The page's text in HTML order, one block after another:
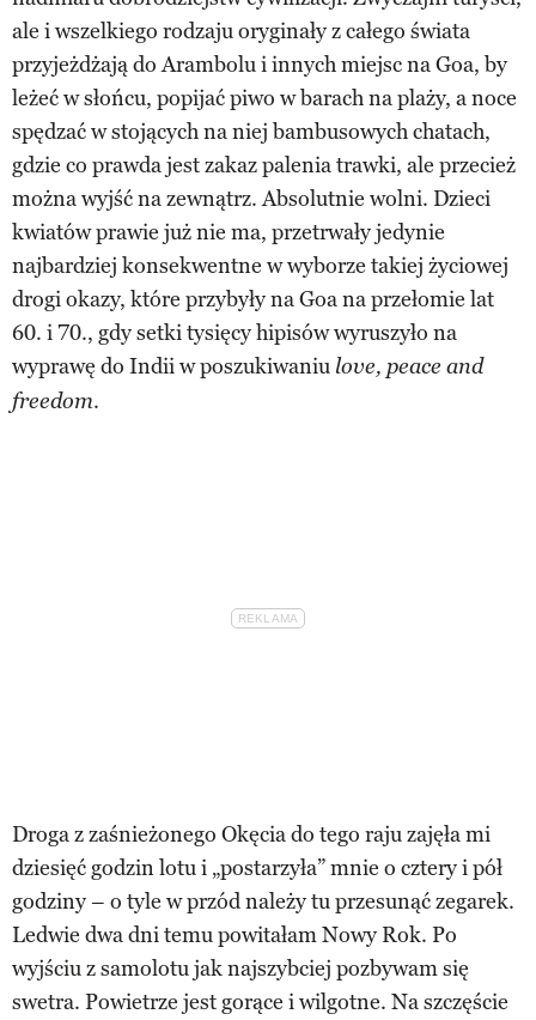
ale i wszelkiego rodzaju oryginały z całego świata
przyjeżdżają do Arambolu i innych miejsc na Goa, by
leżeć w słońcu, popijać piwo w barach na plaży, a noce
spędzać w stojących na niej bambusowych chatach,
gdzie co prawda jest zakaz palenia trawki, ale przecież
można wyjść na zewnątrz. Absolutnie wolni. Dzieci
kwiatów prawie już nie ma, przetrwały jedynie
najbardziej konsekwentne w wyborze takiej życiowej
drogi okazy, które przybyły na Goa na przełomie lat
60. i 70., gdy setki tysięcy hipisów wyruszyło na
wyprawę do Indii w poszukiwaniu love, peace and
freedom.
Droga z zaśnieżonego Okęcia do tego raju zajęła mi
dziesięć godzin lotu i „postarzyła” mnie o cztery i pół
godziny – o tyle w przód należy tu przesunąć zegarek.
Ledwie dwa dni temu powitałam Nowy Rok. Po
wyjściu z samolotu jak najszybciej pozbywam się
swetra. Powietrze jest gorące i wilgotne. Na szczęście